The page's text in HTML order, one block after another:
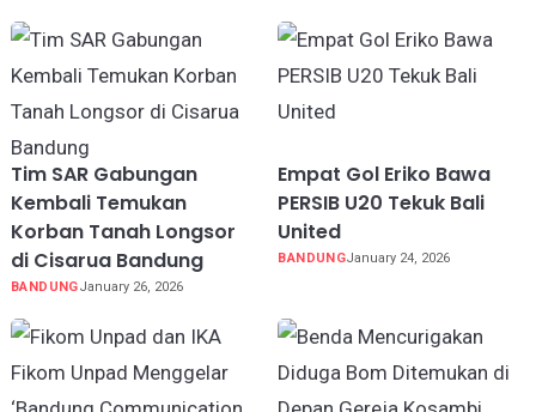
Tim SAR Gabungan
Kembali Temukan
Korban Tanah Longsor
di Cisarua Bandung
BANDUNGJanuary 26, 2026
Empat Gol Eriko Bawa
PERSIB U20 Tekuk Bali
United
BANDUNGJanuary 24, 2026